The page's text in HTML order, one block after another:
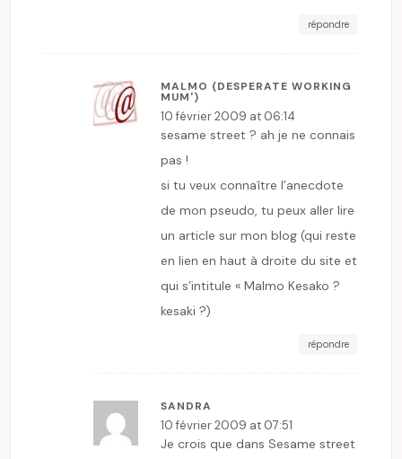
répondre
MALMO (DESPERATE WORKING
MUM')
10 février 2009 at 06:14
sesame street ? ah je ne connais
pas !
si tu veux connaître l’anecdote
de mon pseudo, tu peux aller lire
un article sur mon blog (qui reste
en lien en haut à droite du site et
qui s’intitule « Malmo Kesako ?
kesaki ?)
répondre
SANDRA
10 février 2009 at 07:51
Je crois que dans Sesame street